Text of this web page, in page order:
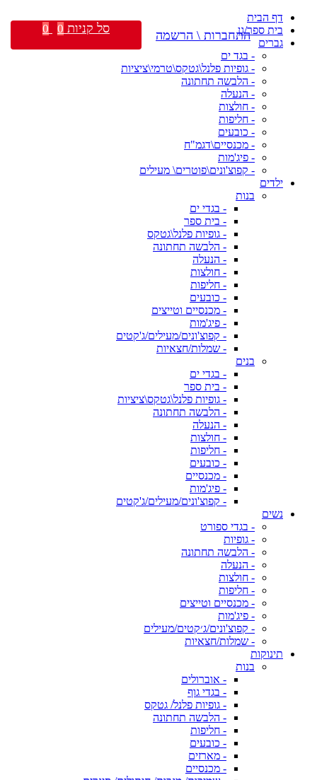
דף הבית
בית ספר/גן
גברים
- בגד ים
- גופיות פלנל\גטקס\טרמי\ציציות
- הלבשה תחתונה
- הנעלה
- חולצות
- חליפות
- כובעים
- מכנסיים\דגמ"ח
- פיג'מות
- קפוצ'ונים\פוטרים\ מעילים
ילדים
בנות
- בגדי ים
- בית ספר
- גופיות פלנל\גטקס
- הלבשה תחתונה
- הנעלה
- חולצות
- חליפות
- כובעים
- מכנסיים וטייצים
- פיג'מות
- קפוצ'ונים/מעילים/ג'קטים
- שמלות/חצאיות
בנים
- בגדי ים
- בית ספר
- גופיות פלנל\גטקס\ציציות
- הלבשה תחתונה
- הנעלה
- חולצות
- חליפות
- כובעים
- מכנסיים
- פיג'מות
- קפוצ'ונים/מעילים/ג'קטים
נשים
- בגדי ספורט
- גופיות
- הלבשה תחתונה
- הנעלה
- חולצות
- חליפות
- מכנסיים וטייצים
- פיג'מות
- קפוצ'ונים/ג׳קטים/מעילים
- שמלות/חצאיות
תינוקות
בנות
- אוברולים
- בגדי גוף
- גופיות פלנל/ גטקס
- הלבשה תחתונה
- חליפות
- כובעים
- מארזים
- מכנסיים
התחברות \ הרשמה סל קניות 0
0